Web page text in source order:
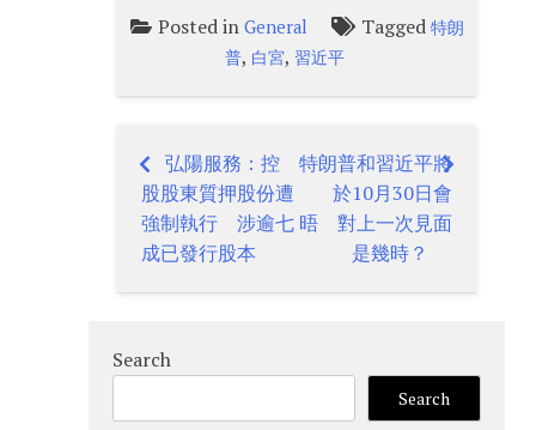
Posted in General Tagged 特朗
普, 白宮, 習近平
Post
navigation
弘陽服務：控
股股東質押股份遭
強制執行 涉逾七
成已發行股本
特朗普和習近平將
於10月30日會
晤 對上一次見面
是幾時？
Search
Search